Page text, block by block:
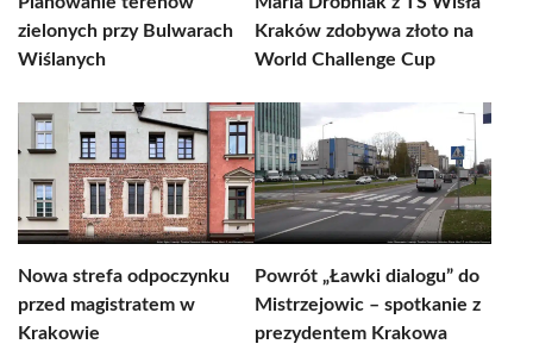
zielonych przy Bulwarach
Wiślanych
Kraków zdobywa złoto na
World Challenge Cup
Nowa strefa odpoczynku
przed magistratem w
Krakowie
Powrót „Ławki dialogu” do
Mistrzejowic – spotkanie z
prezydentem Krakowa